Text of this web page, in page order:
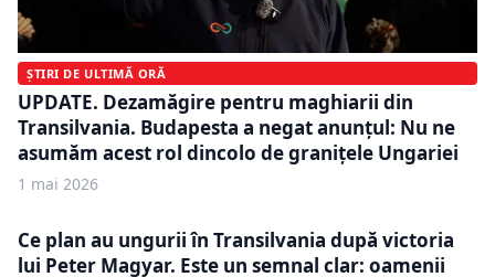
ȘTIRI DE ULTIMĂ ORĂ
UPDATE. Dezamăgire pentru maghiarii din
Transilvania. Budapesta a negat anunțul: Nu ne
asumăm acest rol dincolo de granițele Ungariei
1 mai 2026
Ce plan au ungurii în Transilvania după victoria
lui Peter Magyar. Este un semnal clar: oamenii